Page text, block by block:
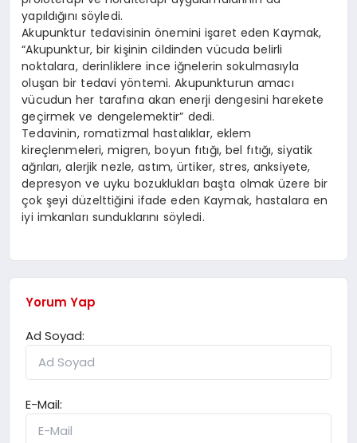
yapıldığını söyledi.
Akupunktur tedavisinin önemini işaret eden Kaymak,
“Akupunktur, bir kişinin cildinden vücuda belirli
noktalara, derinliklere ince iğnelerin sokulmasıyla
oluşan bir tedavi yöntemi. Akupunkturun amacı
vücudun her tarafına akan enerji dengesini harekete
geçirmek ve dengelemektir” dedi.
Tedavinin, romatizmal hastalıklar, eklem
kireçlenmeleri, migren, boyun fıtığı, bel fıtığı, siyatik
ağrıları, alerjik nezle, astım, ürtiker, stres, anksiyete,
depresyon ve uyku bozuklukları başta olmak üzere bir
çok şeyi düzelttiğini ifade eden Kaymak, hastalara en
iyi imkanları sunduklarını söyledi.
Yorum Yap
Ad Soyad:
E-Mail: